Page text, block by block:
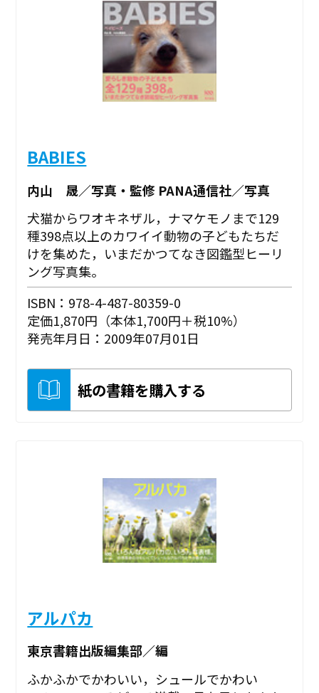
BABIES
内山 晟／写真・監修 PANA通信社／写真
犬猫からワオキネザル，ナマケモノまで129
種398点以上のカワイイ動物の子どもたちだ
けを集めた，いまだかつてなき図鑑型ヒーリ
ング写真集。
ISBN：978-4-487-80359-0
定価1,870円（本体1,700円＋税10%）
発売年月日：2009年07月01日
紙の書籍を購入する
アルパカ
東京書籍出版編集部／編
ふかふかでかわいい，シュールでかわい